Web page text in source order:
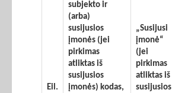
Eil.
subjekto ir
(arba)
susijusios
įmonės (jei
pirkimas
atliktas iš
susijusios
įmonės) kodas,
„Susijusi
įmonė“
(jei
pirkimas
atliktas iš
susijusios